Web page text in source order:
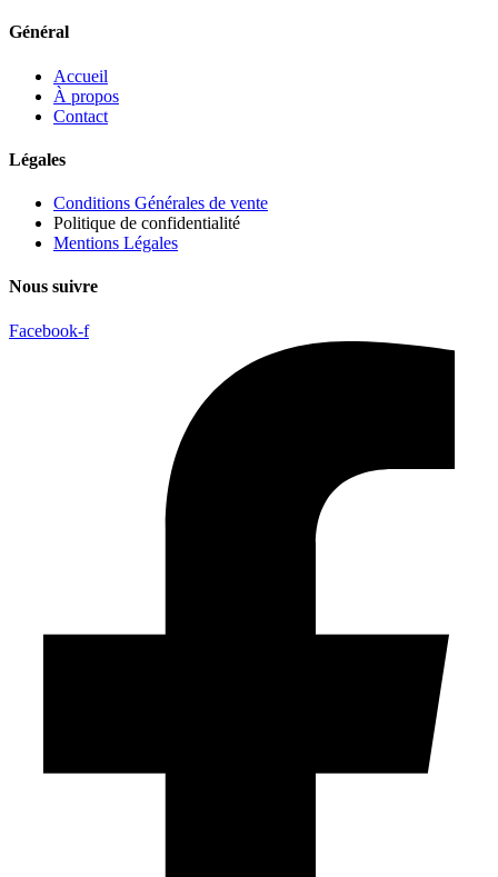
Général
Accueil
À propos
Contact
Légales
Conditions Générales de vente
Politique de confidentialité
Mentions Légales
Nous suivre
Facebook-f